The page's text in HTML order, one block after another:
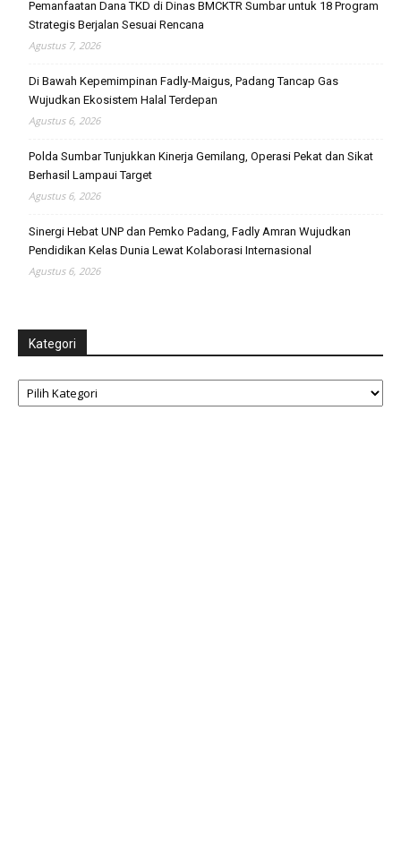
Pemanfaatan Dana TKD di Dinas BMCKTR Sumbar untuk 18 Program
Strategis Berjalan Sesuai Rencana
Agustus 7, 2026
Di Bawah Kepemimpinan Fadly-Maigus, Padang Tancap Gas
Wujudkan Ekosistem Halal Terdepan
Agustus 6, 2026
Polda Sumbar Tunjukkan Kinerja Gemilang, Operasi Pekat dan Sikat
Berhasil Lampaui Target
Agustus 6, 2026
Sinergi Hebat UNP dan Pemko Padang, Fadly Amran Wujudkan
Pendidikan Kelas Dunia Lewat Kolaborasi Internasional
Agustus 6, 2026
Kategori
Kategori